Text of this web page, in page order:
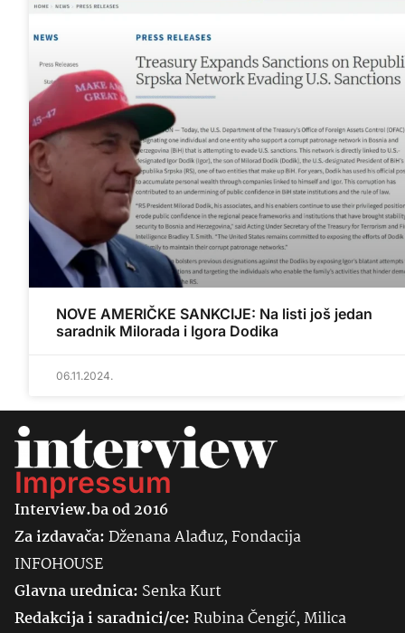
NOVE AMERIČKE SANKCIJE: Na listi još jedan
saradnik Milorada i Igora Dodika
06.11.2024.
Impressum
Interview.ba od 2016
Za izdavača:Dženana Alađuz, Fondacija
INFOHOUSE
Glavna urednica: SenkaKurt
Redakcija i saradnici/ce:Rubina Čengić, Milica